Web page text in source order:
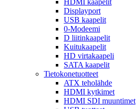
Displayport
USB kaapelit
0-Modeemi
D liitinkaapelit
Kuitukaapelit
HD virtakaapeli
SATA kaapelit
Tietokonetuotteet
ATX teholähde
HDMI kytkimet
HDMI SDI muuntimet